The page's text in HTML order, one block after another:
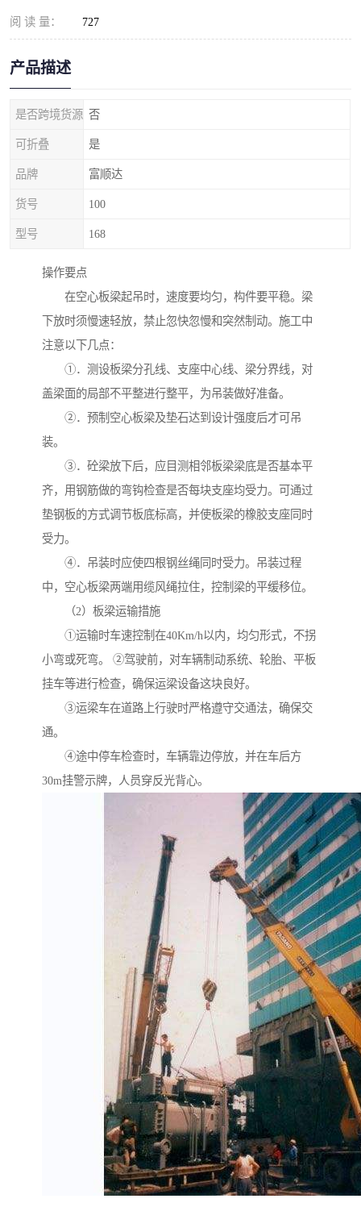
阅 读 量： 727
产品描述
是否跨境货源 否
可折叠 是
品牌 富顺达
货号 100
型号 168
操作要点
在空心板梁起吊时，速度要均匀，构件要平稳。梁
下放时须慢速轻放，禁止忽快忽慢和突然制动。施工中
注意以下几点：
①．测设板梁分孔线、支座中心线、梁分界线，对
盖梁面的局部不平整进行整平，为吊装做好准备。
②．预制空心板梁及垫石达到设计强度后才可吊
装。
③．砼梁放下后，应目测相邻板梁梁底是否基本平
齐，用钢筋做的弯钩检查是否每块支座均受力。可通过
垫钢板的方式调节板底标高，并使板梁的橡胶支座同时
受力。
④．吊装时应使四根钢丝绳同时受力。吊装过程
中，空心板梁两端用缆风绳拉住，控制梁的平缓移位。
（2）板梁运输措施
①运输时车速控制在40Km/h以内，均匀形式，不拐
小弯或死弯。 ②驾驶前，对车辆制动系统、轮胎、平板
挂车等进行检查，确保运梁设备这块良好。
③运梁车在道路上行驶时严格遵守交通法，确保交
通。
④途中停车检查时，车辆靠边停放，并在车后方
30m挂警示牌，人员穿反光背心。